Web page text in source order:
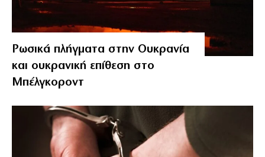
Ρωσικά πλήγματα στην Ουκρανία
και ουκρανική επίθεση στο
Μπέλγκοροντ